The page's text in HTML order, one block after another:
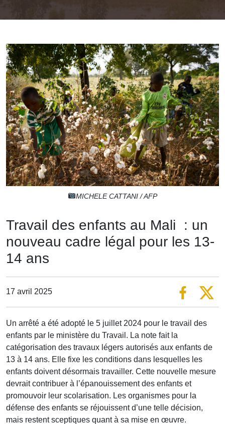
MICHELE CATTANI / AFP
Travail des enfants au Mali : un
nouveau cadre légal pour les 13-
14 ans
17 avril 2025
Un arrêté a été adopté le 5 juillet 2024 pour le travail des
enfants par le ministère du Travail. La note fait la
catégorisation des travaux légers autorisés aux enfants de
13 à 14 ans. Elle fixe les conditions dans lesquelles les
enfants doivent désormais travailler. Cette nouvelle mesure
devrait contribuer à l’épanouissement des enfants et
promouvoir leur scolarisation. Les organismes pour la
défense des enfants se réjouissent d’une telle décision,
mais restent sceptiques quant à sa mise en œuvre.